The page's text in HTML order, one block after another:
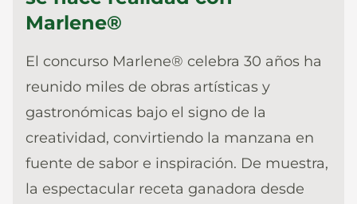
Marlene®
El concurso Marlene® celebra 30 años ha
reunido miles de obras artísticas y
gastronómicas bajo el signo de la
creatividad, convirtiendo la manzana en
fuente de sabor e inspiración. De muestra,
la espectacular receta ganadora desde